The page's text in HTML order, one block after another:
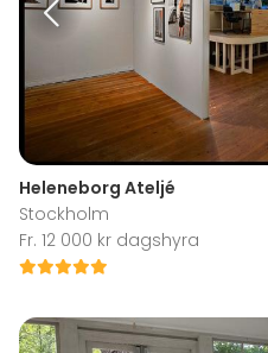
Heleneborg Ateljé
Stockholm
Fr. 12 000 kr dagshyra